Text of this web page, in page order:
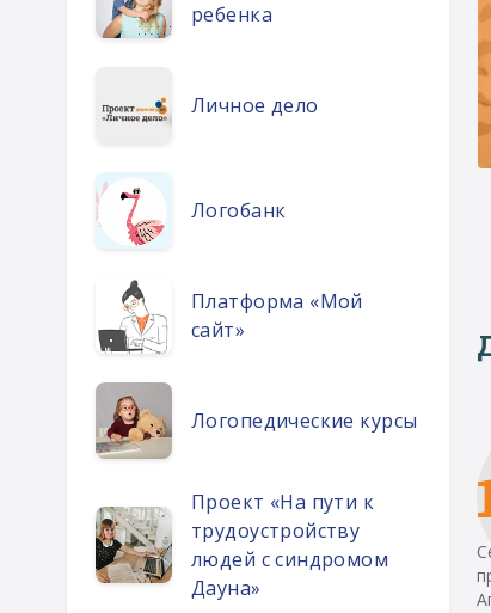
ребенка
Личное дело
Логобанк
Платформа «Мой
сайт»
Логопедические курсы
Проект «На пути к
трудоустройству
людей с синдромом
Дауна»